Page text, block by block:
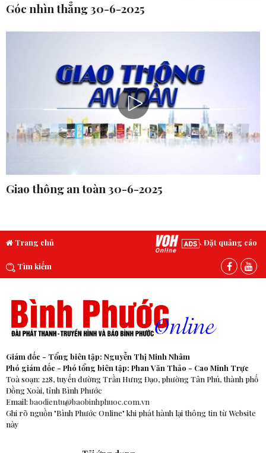
Góc nhìn thẳng 30-6-2025
Giao thông an toàn 30-6-2025
Trang chủ Đặt quảng cáo
Tìm kiếm
Giám đốc - Tổng biên tập: Nguyễn Thị Minh Nhâm
Phó giám đốc - Phó tổng biên tập: Phan Văn Thảo - Cao Minh Trực
Toà soạn: 228, tuyến đường Trần Hưng Đạo, phường Tân Phú, thành phố
Đồng Xoài, tỉnh Bình Phước
Email: baodientu@baobinhphuoc.com.vn
Ghi rõ nguồn "Bình Phước Online" khi phát hành lại thông tin từ Website
này